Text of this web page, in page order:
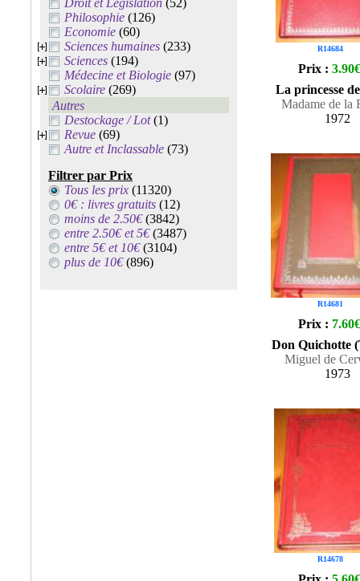
Droit et Législation (52)
Philosophie (126)
Economie (60)
Sciences humaines (233)
Sciences (194)
Médecine et Biologie (97)
Scolaire (269)
Autres
Destockage / Lot(1)
Revue (69)
Autre et Inclassable (73)
Filtrer par Prix
Tous les prix (11320)
0€ : livres gratuits (12)
moins de 2.50€(3842)
entre 2.50€ et 5€(3487)
entre 5€ et 10€(3104)
plus de 10€(896)
R14684
Prix : 3.90€
La princesse
Madame de la
1972
R14681
Prix : 7.60€
Don Quichotte
Miguel de
1973
R14678